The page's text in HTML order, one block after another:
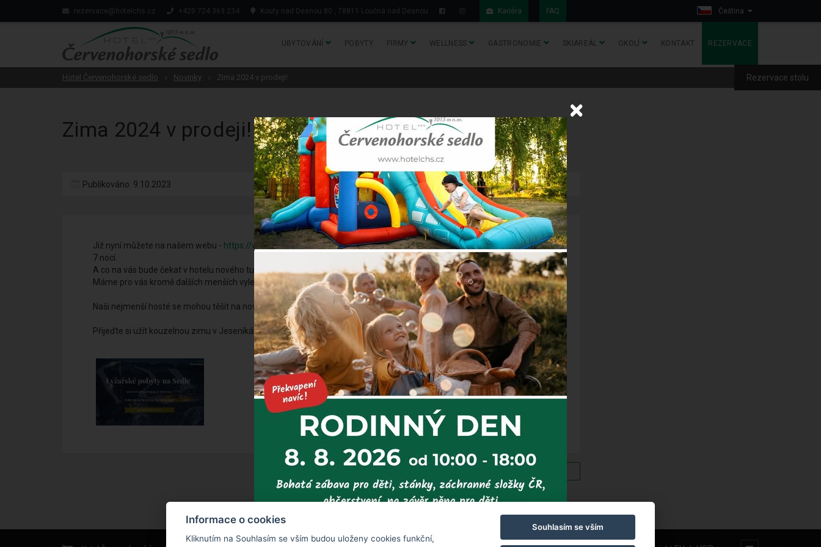
rezervace@hotelchs.cz +420 724 363 234 Kouty nad Desnou 80 , 78811 Loučná nad Desnou Kariéra FAQ Čeština
UBYTOVÁNÍ POBYTY FIRMY WELLNESS GASTRONOMIE SKIAREÁL OKOLÍ KONTAKT REZERVACE
Rezervace stolu
Hotel Červenohorské sedlo Novinky Zima 2024 v prodeji!
Zima 2024 v prodeji!
Publikováno: 9.10.2023
Již nyní můžete na našem webu - https://www.hotelchs.cz/cs/pobyty-jeseniky/...najít lyžařské pobyty se skipasy na 4 -
7 nocí.
A co na vás bude čekat v hotelu nového tuto zimu? O zrekonstruovaných Standard pokojích a nové vířivce již víte.
Máme pro vás kromě dalších menších vylepšení i jednu větší novinku.
Naši nejmenší hosté se mohou těšit na nové dětské koutky s parádním zázemím nejen pro ně, ale i pro rodiče.
Přijeďte si užít kouzelnou zimu v Jeseníkách. Celý tým Červenohorského sedla se na vás těší!
Informace o cookies
Kliknutím na Souhlasím se vším budou uloženy cookies funkční,
Souhlasím se vším